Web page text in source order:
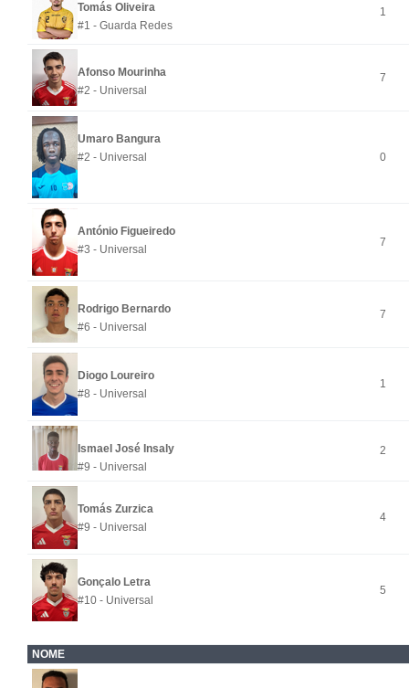
Tomás Oliveira
#1 - Guarda Redes
1
Afonso Mourinha
#2 - Universal
7
Umaro Bangura
#2 - Universal
0
António Figueiredo
#3 - Universal
7
Rodrigo Bernardo
#6 - Universal
7
Diogo Loureiro
#8 - Universal
1
Ismael José Insaly
#9 - Universal
2
Tomás Zurzica
#9 - Universal
4
Gonçalo Letra
#10 - Universal
5
NOME